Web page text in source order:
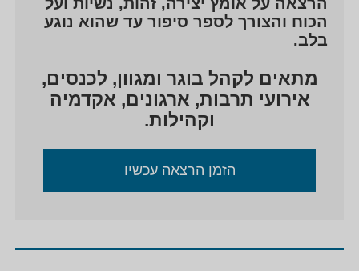
בימים אלו עובדת על התסריט השני שלה שזכה לפיתוח
הקאמרי
מנחה טקסים ואירועים מיוחדים מרצה על הקולנוע
הכוח והצורך לספר סיפור עד שהוא נוגע
בלב.
מתאים לקהל בוגר ומגוון, לכנסים,
אירועי תרבות, ארגונים, אקדמיה
וקהילות.
הזמן הרצאה עכשיו